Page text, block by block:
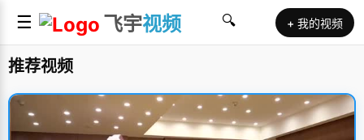
☰ 飞宇视频 🔍 + 我的视频
推荐视频